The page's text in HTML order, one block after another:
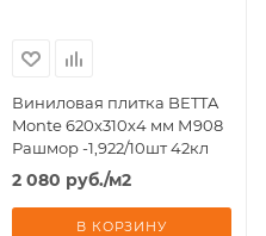
Виниловая плитка BETTA
Monte 620x310х4 мм М908
Рашмор -1,922/10шт 42кл
2 080 руб./м2
В КОРЗИНУ